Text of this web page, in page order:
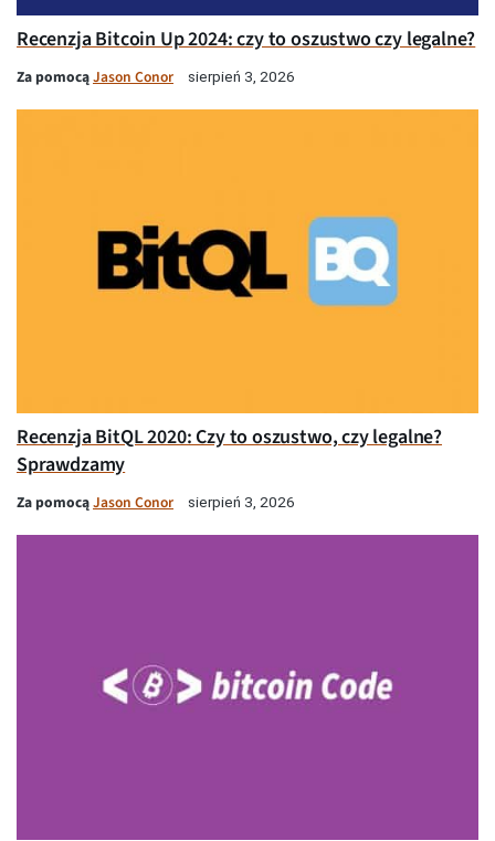
Recenzja Bitcoin Up 2024: czy to oszustwo czy legalne?
Za pomocąJason Conor sierpień 3, 2026
Recenzja BitQL 2020: Czy to oszustwo, czy legalne?
Sprawdzamy
Za pomocąJason Conor sierpień 3, 2026